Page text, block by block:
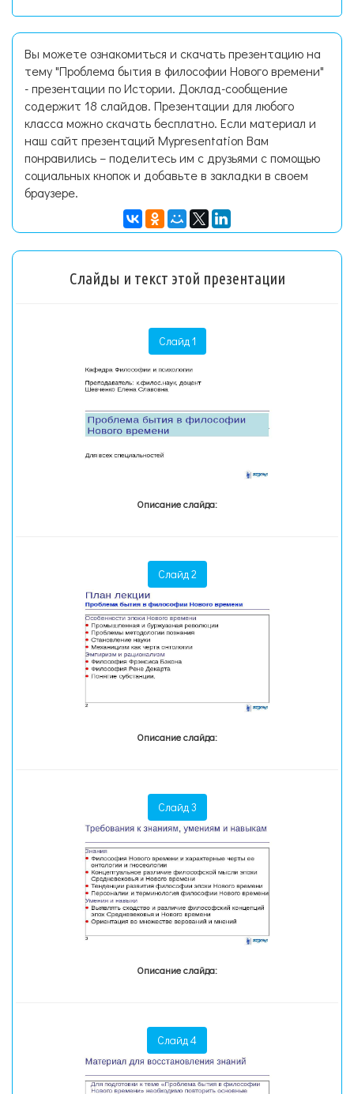
Вы можете ознакомиться и скачать презентацию на
тему "Проблема бытия в философии Нового времени"
- презентации по Истории. Доклад-сообщение
содержит 18 слайдов. Презентации для любого
класса можно скачать бесплатно. Если материал и
наш сайт презентаций Mypresentation Вам
понравились – поделитесь им с друзьями с помощью
социальных кнопок и добавьте в закладки в своем
браузере.
Слайды и текст этой презентации
Слайд 1
Описание слайда:
Слайд 2
Описание слайда:
Слайд 3
Описание слайда:
Слайд 4